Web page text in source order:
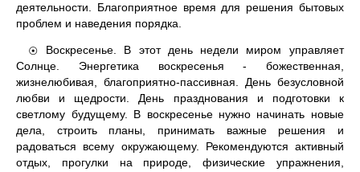
деятельности. Благоприятное время для решения бытовых
проблем и наведения порядка.
☉
Воскресенье. В этот день недели миром управляет
Солнце. Энергетика воскресенья - божественная,
жизнелюбивая, благоприятно-пассивная. День безусловной
любви и щедрости. День празднования и подготовки к
светлому будущему. В воскресенье нужно начинать новые
дела, строить планы, принимать важные решения и
радоваться всему окружающему. Рекомендуются активный
отдых, прогулки на природе, физические упражнения,